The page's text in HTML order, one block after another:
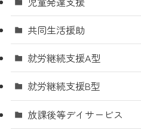
共同生活援助
就労継続支援A型
就労継続支援B型
放課後等デイサービス